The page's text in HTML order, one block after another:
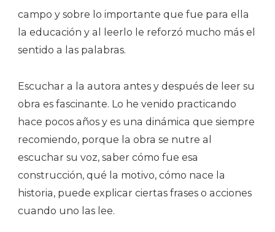
campo y sobre lo importante que fue para ella
la educación y al leerlo le reforzó mucho más el
sentido a las palabras.
Escuchar a la autora antes y después de leer su
obra es fascinante. Lo he venido practicando
hace pocos años y es una dinámica que siempre
recomiendo, porque la obra se nutre al
escuchar su voz, saber cómo fue esa
construcción, qué la motivo, cómo nace la
historia, puede explicar ciertas frases o acciones
cuando uno las lee.